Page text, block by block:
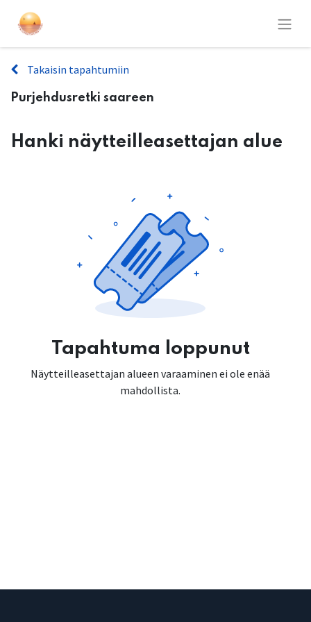
Takaisin tapahtumiin
Purjehdusretki saareen
Hanki näytteilleasettajan alue
Tapahtuma loppunut
Näytteilleasettajan alueen varaaminen ei ole enää
mahdollista.